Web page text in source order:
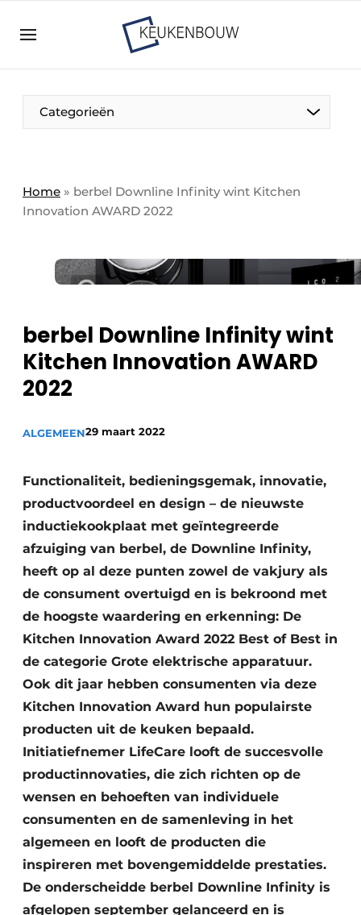
Bedrijven
Bedrijven
Direct contact
Evenement aanmelden
in de keuken-, woon-, en badkamerbranche
Meest gelezen
Podcasts
Privacy / Cookie statement
Vacature aanmelden
Video’s
Categorieën
Home » berbel Downline Infinity wint Kitchen
Innovation AWARD 2022
berbel Downline Infinity wint
Kitchen Innovation AWARD
2022
ALGEMEEN29 maart 2022
Functionaliteit, bedieningsgemak, innovatie,
productvoordeel en design – de nieuwste
inductiekookplaat met geïntegreerde
afzuiging van berbel, de Downline Infinity,
heeft op al deze punten zowel de vakjury als
de consument overtuigd en is bekroond met
de hoogste waardering en erkenning: De
Kitchen Innovation Award 2022 Best of Best in
de categorie Grote elektrische apparatuur.
Ook dit jaar hebben consumenten via deze
Kitchen Innovation Award hun populairste
producten uit de keuken bepaald.
Initiatiefnemer LifeCare looft de succesvolle
productinnovaties, die zich richten op de
wensen en behoeften van individuele
consumenten en de samenleving in het
algemeen en looft de producten die
inspireren met bovengemiddelde prestaties.
De onderscheidde berbel Downline Infinity is
afgelopen september gelanceerd en is